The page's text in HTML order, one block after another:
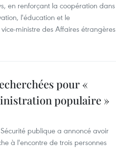
en renforçant la coopération dans
l'éducation et le
ministre des Affaires étrangères
pour «
populaire »
publique a annoncé avoir
à l'encontre de trois personnes